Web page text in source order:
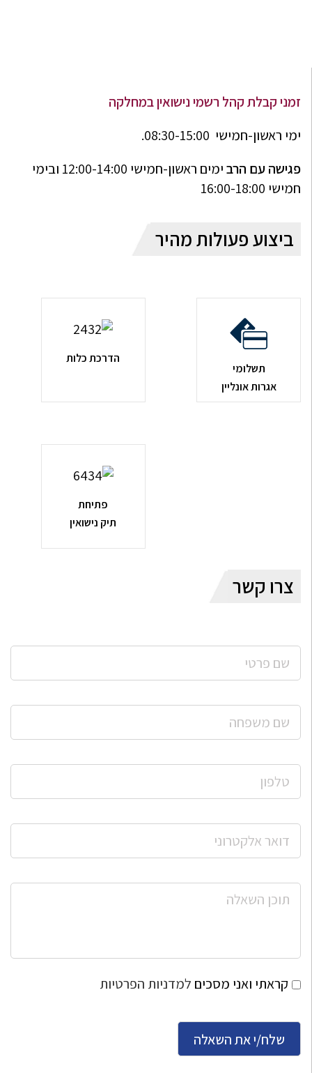
זמני קבלת קהל רשמי נישואין במחלקה
ימי ראשון-חמישי 08:30-15:00.
פגישה עם הרב
ימים ראשון-חמישי 12:00-14:00 ובימי
חמישי 16:00-18:00
ביצוע פעולות מהיר
הדרכת כלות
תשלומי
אגרות אונליין
פתיחת
תיק נישואין
צרו קשר
קראתי ואני מסכים למדניות הפרטיות